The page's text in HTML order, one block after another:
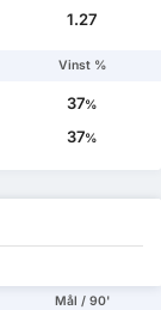
1.27
Vinst %
37%
37%
Mål / 90'